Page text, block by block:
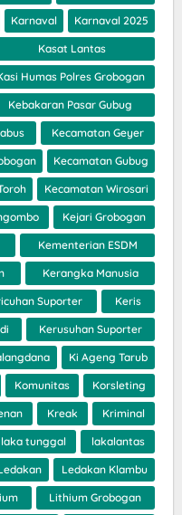
Karnaval Karnaval 2025
Kasat Lantas
Humas Polres Grobogan
Kebakaran Pasar Gubug
Kecamatan Geyer
Kecamatan Gubug
Kecamatan Wirosari
Kejari Grobogan
Kementerian ESDM
Kerangka Manusia
Suporter Keris
Kerusuhan Suporter
Ki Ageng Tarub
Komunitas Korsleting
Kreak Kriminal
laka tunggal lakalantas
Ledakan Klambu
Lithium Grobogan